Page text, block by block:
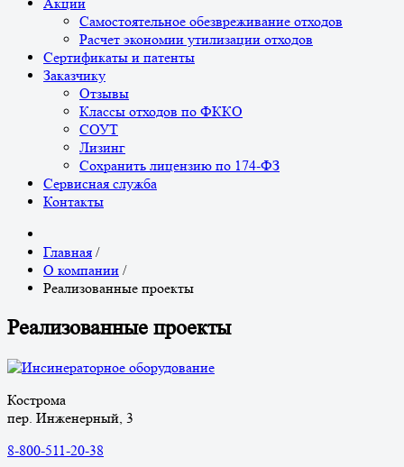
Самостоятельное обезвреживание отходов
Расчет экономии утилизации отходов
Сертификаты и патенты
Заказчику
Отзывы
Классы отходов по ФККО
СОУТ
Лизинг
Сохранить лицензию по 174-ФЗ
Сервисная служба
Контакты
Главная /
О компании /
Реализованные проекты
Реализованные проекты
Кострома
пер. Инженерный, 3
8-800-511-20-38